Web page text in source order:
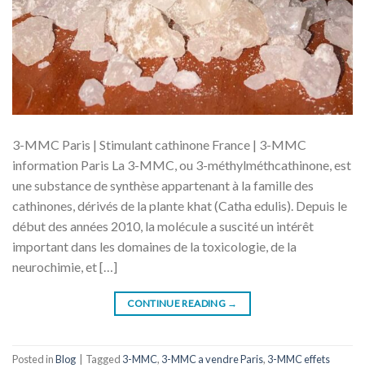
3-MMC Paris | Stimulant cathinone France | 3-MMC
information Paris La 3-MMC, ou 3-méthylméthcathinone, est
une substance de synthèse appartenant à la famille des
cathinones, dérivés de la plante khat (Catha edulis). Depuis le
début des années 2010, la molécule a suscité un intérêt
important dans les domaines de la toxicologie, de la
neurochimie, et […]
CONTINUE READING →
Posted inBlog Tagged 3-MMC, 3-MMC a vendre Paris, 3-MMC effets